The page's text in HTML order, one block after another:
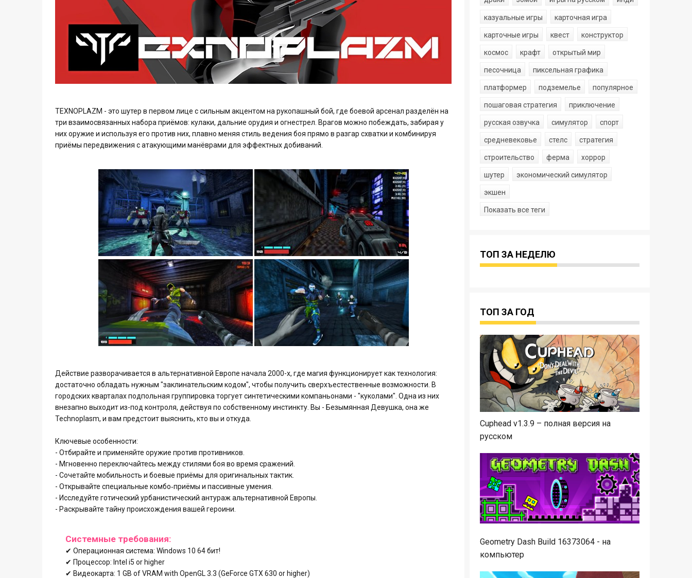
TEXNOPLAZM - это шутер в первом лице с сильным акцентом на рукопашный бой, где боевой арсенал разделён на
три взаимосвязанных набора приёмов: кулаки, дальние орудия и огнестрел. Врагов можно побеждать, забирая у
них оружие и используя его против них, плавно меняя стиль ведения боя прямо в разгар схватки и комбинируя
приёмы передвижения с атакующими манёврами для эффектных добиваний.
Действие разворачивается в альтернативной Европе начала 2000-х, где магия функционирует как технология:
достаточно обладать нужным "заклинательским кодом", чтобы получить сверхъестественные возможности. В
городских кварталах подпольная группировка торгует синтетическими компаньонами - "куколами". Одна из них
внезапно выходит из-под контроля, действуя по собственному инстинкту. Вы - Безымянная Девушка, она же
Technoplasm, и вам предстоит выяснить, кто вы и откуда.
Ключевые особенности:
- Отбирайте и применяйте оружие против противников.
- Мгновенно переключайтесь между стилями боя во время сражений.
- Сочетайте мобильность и боевые приёмы для оригинальных тактик.
- Открывайте специальные комбо‑приёмы и пассивные умения.
- Исследуйте готический урбанистический антураж альтернативной Европы.
- Раскрывайте тайну происхождения вашей героини.
Системные требования:
✔ Операционная система: Windows 10 64 бит!
✔ Процессор: Intel i5 or higher
✔ Видеокарта: 1 GB of VRAM with OpenGL 3.3 (GeForce GTX 630 or higher)
казуальные игры карточная игра
карточные игры квест конструктор
космос крафт открытый мир
песочница пиксельная графика
платформер подземелье популярное
пошаговая стратегия приключение
русская озвучка симулятор спорт
средневековье стелс стратегия
строительство ферма хоррор
шутер экономический симулятор
экшен
Показать все теги
ТОП ЗА НЕДЕЛЮ
ТОП ЗА ГОД
Cuphead v1.3.9 – полная версия на
русском
Geometry Dash Build 16373064 - на
компьютер